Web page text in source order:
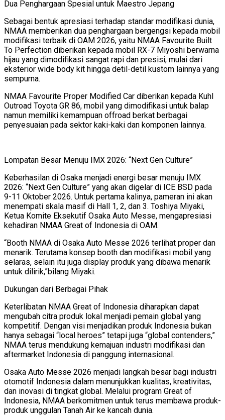
Dua Penghargaan Spesial untuk Maestro Jepang
Sebagai bentuk apresiasi terhadap standar modifikasi dunia,
NMAA memberikan dua penghargaan bergengsi kepada mobil
modifikasi terbaik di OAM 2026, yaitu NMAA Favourite Built
To Perfection diberikan kepada mobil RX-7 Miyoshi berwarna
hijau yang dimodifikasi sangat rapi dan presisi, mulai dari
eksterior wide body kit hingga detil-detil kustom lainnya yang
sempurna.
NMAA Favourite Proper Modified Car diberikan kepada Kuhl
Outroad Toyota GR 86, mobil yang dimodifikasi untuk balap
namun memiliki kemampuan offroad berkat berbagai
penyesuaian pada sektor kaki-kaki dan komponen lainnya.
Lompatan Besar Menuju IMX 2026: “Next Gen Culture”
Keberhasilan di Osaka menjadi energi besar menuju IMX
2026: “Next Gen Culture” yang akan digelar di ICE BSD pada
9-11 Oktober 2026. Untuk pertama kalinya, pameran ini akan
menempati skala masif di Hall 1, 2, dan 3. Toshiya Miyaki,
Ketua Komite Eksekutif Osaka Auto Messe, mengapresiasi
kehadiran NMAA Great of Indonesia di OAM.
“Booth NMAA di Osaka Auto Messe 2026 terlihat proper dan
menarik. Terutama konsep booth dan modifikasi mobil yang
selaras, selain itu juga display produk yang dibawa menarik
untuk dilirik,”bilang Miyaki.
Dukungan dari Berbagai Pihak
Keterlibatan NMAA Great of Indonesia diharapkan dapat
mengubah citra produk lokal menjadi pemain global yang
kompetitif. Dengan visi menjadikan produk Indonesia bukan
hanya sebagai “local heroes” tetapi juga “global contenders,”
NMAA terus mendukung kemajuan industri modifikasi dan
aftermarket Indonesia di panggung internasional.
Osaka Auto Messe 2026 menjadi langkah besar bagi industri
otomotif Indonesia dalam menunjukkan kualitas, kreativitas,
dan inovasi di tingkat global. Melalui program Great of
Indonesia, NMAA berkomitmen untuk terus membawa produk-
produk unggulan Tanah Air ke kancah dunia.